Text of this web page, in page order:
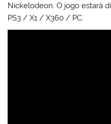
Nickelodeon. O jogo estará
PS3 / X1 / X360 / PC.